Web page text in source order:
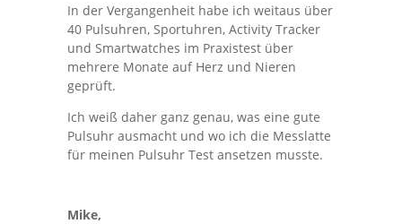
In der Vergangenheit habe ich weitaus über
40 Pulsuhren, Sportuhren, Activity Tracker
und Smartwatches im Praxistest über
mehrere Monate auf Herz und Nieren
geprüft.
Ich weiß daher ganz genau, was eine gute
Pulsuhr ausmacht und wo ich die Messlatte
für meinen Pulsuhr Test ansetzen musste.
Mike,